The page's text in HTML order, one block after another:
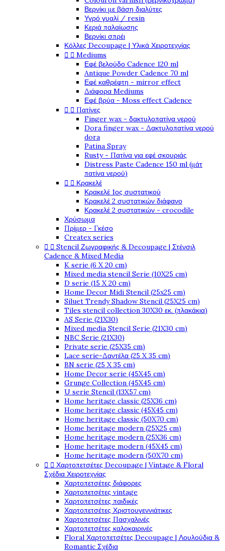
Βερνίκι με βάση διαλύτες
Υγρό γυαλί / resin
Κεριά παλαίωσης
Βερνίκι σπρέι
Κόλλες Decoupage | Υλικά Χειροτεχνίας
  Mediums
Εφέ βελούδο Cadence 120 ml
Antique Powder Cadence 70 ml
Εφέ καθρέφτη - mirror effect
Διάφορα Mediums
Εφέ βρύα - Moss effect Cadence
  Πατίνες
Finger wax - δακτυλοπατίνα νερού
Dora finger wax - Δακτυλοπατίνα νερού
dora
Patina Spray
Rusty - Πατίνα για εφέ σκουριάς
Distress Paste Cadence 150 ml (μάτ
πατίνα νερού)
  Κρακελέ
Κρακελέ 1ος συστατικού
Κρακελέ 2 συστατικών διάφανο
Κρακελέ 2 συστατικών - crocodile
Χρύσωμα
Πρίμερ - Γκέσο
Createx series
  Stencil Ζωγραφικής & Decoupage | Στένσιλ
Cadence & Mixed Media
K serie (6 X 20 cm)
Mixed media stencil Serie (10X25 cm)
D serie (15 X 20 cm)
Home Decor Midi Stencil (25x25 cm)
Siluet Trendy Shadow Stencil (25X25 cm)
Tiles stencil collection 30X30 εκ. (πλακάκια)
AS Serie (21X30)
Mixed media Stencil Serie (21X30 cm)
NBC Serie (21X30)
Private serie (25X35 cm)
Lace serie-Δαντέλα (25 X 35 cm)
BN serie (25 X 35 cm)
Home Decor serie (45X45 cm)
Grunge Collection (45X45 cm)
U serie Stencil (13X57 cm)
Home heritage classic (25X36 cm)
Home heritage classic (45X45 cm)
Home heritage classic (50X70 cm)
Home heritage modern (25X25 cm)
Home heritage modern (25X36 cm)
Home heritage modern (45X45 cm)
Home heritage modern (50X70 cm)
  Χαρτοπετσέτες Decoupage | Vintage & Floral
Σχέδια Χειροτεχνίας
Χαρτοπετσέτες διάφορες
Χαρτοπετσέτες vintage
Χαρτοπετσέτες παιδικές
Χαρτοπετσέτες Χριστουγεννιάτικες
Χαρτοπετσέτες Πασχαλινές
Χαρτοπετσέτες καλοκαιρινές
Floral Χαρτοπετσέτες Decoupage | Λουλούδια &
Romantic Σχέδια